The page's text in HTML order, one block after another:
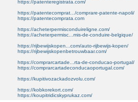
https://patenteregistrata.com/
https://patentecomprat.../comprare-patente-napoli/
https://patentecomprata.com
https://acheterpermisconduireligne.com/
https://acheterpermisc...mis-de-conduire-belgique/
https://rijbewijskopen...com/auto-rijbewijs-kopen/
https://rijbewijskopenbetrouwbaar.com/
https://comprarcartade...rta-de-conducao-portugal/
https://comprarcartadeconducaoportugal.com/
https://kupitivozackadozvolu.com/
https://kobkorekort.com/
https://koupitridicskyprukaz.com/